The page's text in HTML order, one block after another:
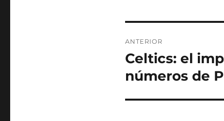
de
entradas
ANTERIOR
Entrada
anterior:
Celtics: el
números de